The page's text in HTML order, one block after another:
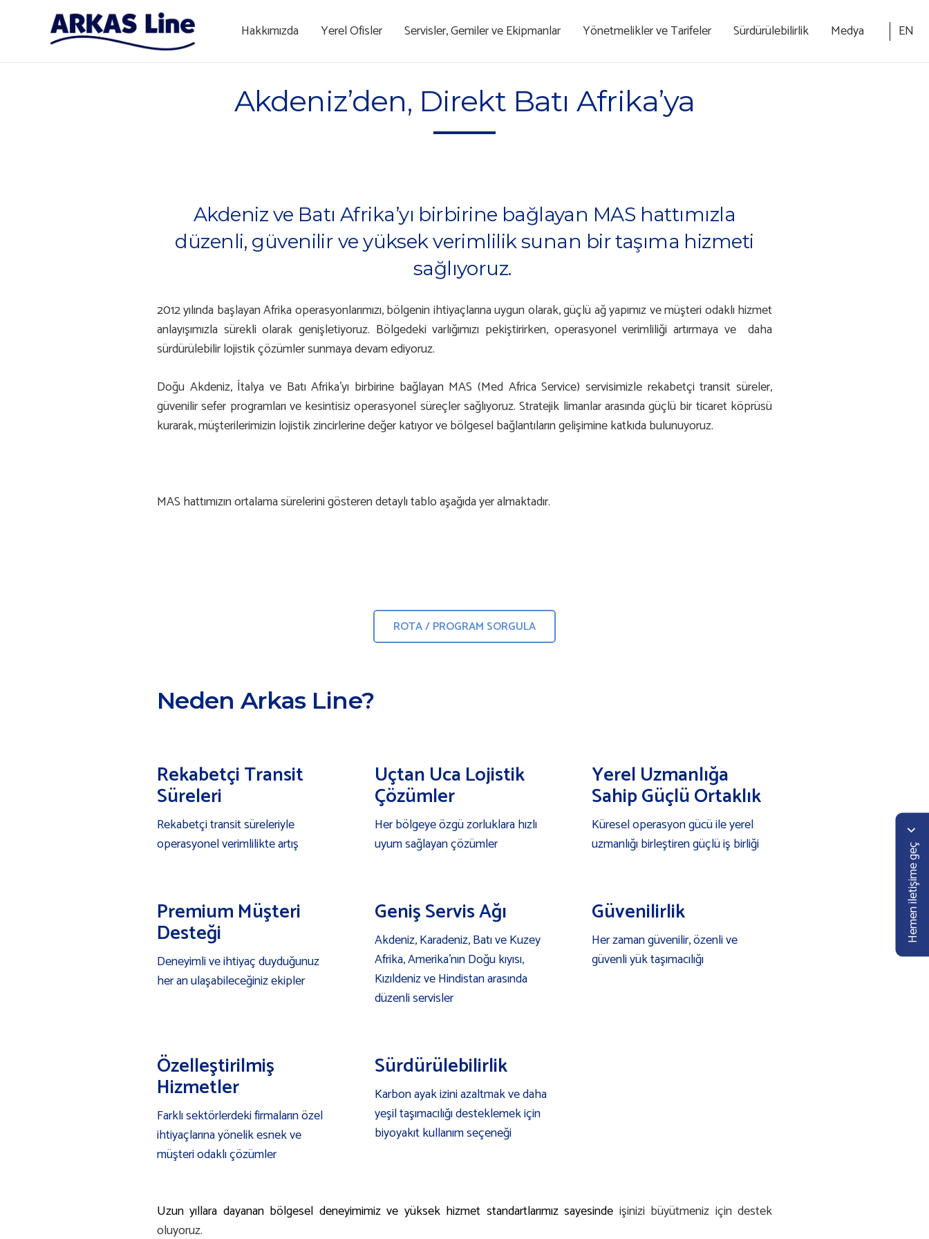
Hakkımızda Yerel Ofisler Servisler, Gemiler ve Ekipmanlar Yönetmelikler ve Tarifeler Sürdürülebilirlik Medya EN
Akdeniz’den, Direkt Batı Afrika’ya
Akdeniz ve Batı Afrika’yı birbirine bağlayan MAS hattımızla
düzenli, güvenilir ve yüksek verimlilik sunan bir taşıma hizmeti
sağlıyoruz.
2012 yılında başlayan Afrika operasyonlarımızı, bölgenin ihtiyaçlarına uygun olarak, güçlü ağ yapımız ve müşteri odaklı hizmet
anlayışımızla sürekli olarak genişletiyoruz. Bölgedeki varlığımızı pekiştirirken, operasyonel verimliliği artırmaya ve daha
sürdürülebilir lojistik çözümler sunmaya devam ediyoruz.
Doğu Akdeniz, İtalya ve Batı Afrika’yı birbirine bağlayan MAS (Med Africa Service) servisimizle rekabetçi transit süreler,
güvenilir sefer programları ve kesintisiz operasyonel süreçler sağlıyoruz. Stratejik limanlar arasında güçlü bir ticaret köprüsü
kurarak, müşterilerimizin lojistik zincirlerine değer katıyor ve bölgesel bağlantıların gelişimine katkıda bulunuyoruz.
MAS hattımızın ortalama sürelerini gösteren detaylı tablo aşağıda yer almaktadır.
ROTA / PROGRAM SORGULA
Neden Arkas Line?
Rekabetçi Transit
Süreleri
Rekabetçi transit süreleriyle
operasyonel verimlilikte artış
Uçtan Uca Lojistik
Çözümler
Her bölgeye özgü zorluklara hızlı
uyum sağlayan çözümler
Yerel Uzmanlığa
Sahip Güçlü Ortaklık
Küresel operasyon gücü ile yerel
uzmanlığı birleştiren güçlü iş birliği
Premium Müşteri
Desteği
Deneyimli ve ihtiyaç duyduğunuz
her an ulaşabileceğiniz ekipler
Geniş Servis Ağı
Akdeniz, Karadeniz, Batı ve Kuzey
Afrika, Amerika’nın Doğu kıyısı,
Kızıldeniz ve Hindistan arasında
düzenli servisler
Güvenilirlik
Her zaman güvenilir, özenli ve
güvenli yük taşımacılığı
Özelleştirilmiş
Hizmetler
Farklı sektörlerdeki firmaların özel
ihtiyaçlarına yönelik esnek ve
müşteri odaklı çözümler
Sürdürülebilirlik
Karbon ayak izini azaltmak ve daha
yeşil taşımacılığı desteklemek için
biyoyakıt kullanım seçeneği
Uzun yıllara dayanan bölgesel deneyimimiz ve yüksek hizmet standartlarımız sayesinde işinizi büyütmeniz için destek
oluyoruz.
Hemen iletişime geç